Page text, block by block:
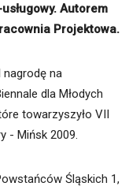
Autorem
Projektowa.
na
dla Młodych
towarzyszyło VII
- Mińsk 2009.
Śląskich 1,